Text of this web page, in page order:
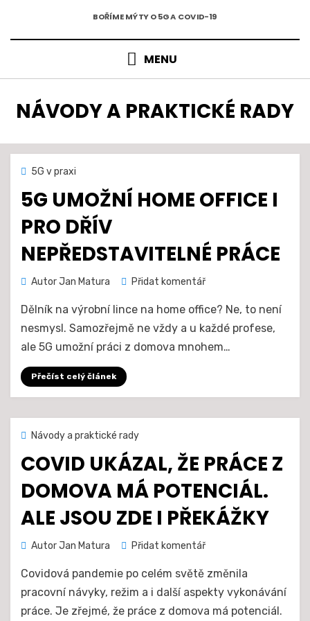
obsahu
BOŘÍME MÝTY O 5G A COVID-19
MENU
RUBRIKA
:
NÁVODY A PRAKTICKÉ RADY
Zveřejněno
22. 7. 2021
5G v praxi
5G UMOŽNÍ HOME OFFICE I
PRO DŘÍV
NEPŘEDSTAVITELNÉ PRÁCE
AutorJan Matura Přidat komentářna
umožní
home
office
práce
Dělník na výrobní lince na home office? Ne, to není
nesmysl. Samozřejmě ne vždy a u každé profese,
ale 5G umožní práci z domova mnohem…
Přečíst celý článek
Zveřejněno
20. 7. 2021
Návody a praktické rady
COVID UKÁZAL, ŽE PRÁCE Z
DOMOVA MÁ POTENCIÁL.
ALE JSOU ZDE I PŘEKÁŽKY
AutorJan Matura Přidat komentářna
ukázal,
že
práce
Covidová pandemie po celém světě změnila
pracovní návyky, režim a i další aspekty vykonávání
práce. Je zřejmé, že práce z domova má potenciál.